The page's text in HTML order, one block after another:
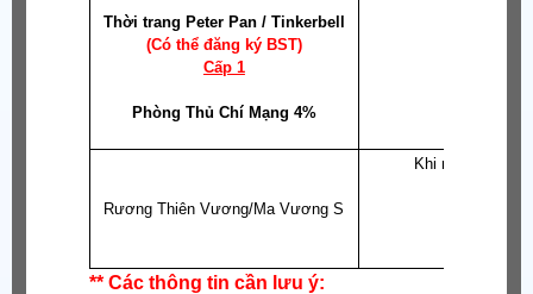
Thời trang Peter Pan / Tinkerbell
(Có thể đăng ký BST)
Cấp 1
Phòng Thủ Chí Mạng 4%
Rương Thiên Vương/Ma Vương S
Khi mở sẽ được
** Các thông tin cần lưu ý: